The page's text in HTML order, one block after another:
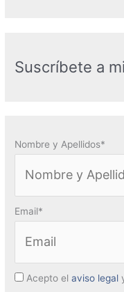
Suscríbete a
Nombre y Apellidos*
Email*
Acepto elaviso legal